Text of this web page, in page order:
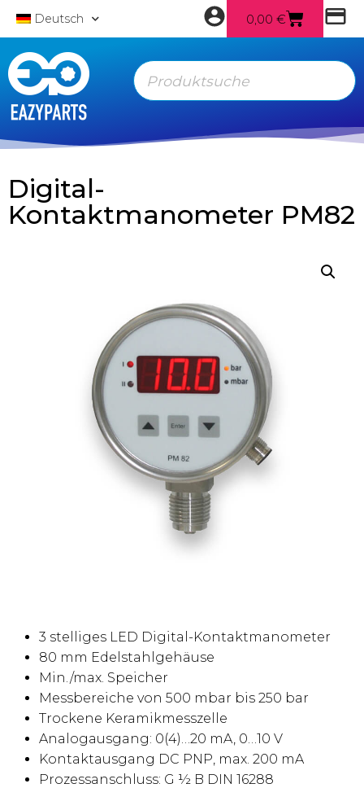
Deutsch 0,00 €
Digital-
Kontaktmanometer PM82
3 stelliges LED Digital-Kontaktmanometer
80 mm Edelstahlgehäuse
Min./max. Speicher
Messbereiche von 500 mbar bis 250 bar
Trockene Keramikmesszelle
Analogausgang: 0(4)…20 mA, 0…10 V
Kontaktausgang DC PNP, max. 200 mA
Prozessanschluss: G ½ B DIN 16288